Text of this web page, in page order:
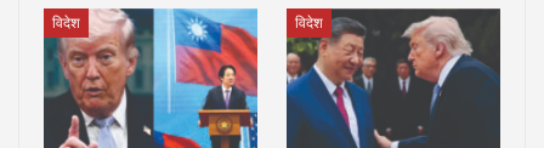
विदेश विदेश